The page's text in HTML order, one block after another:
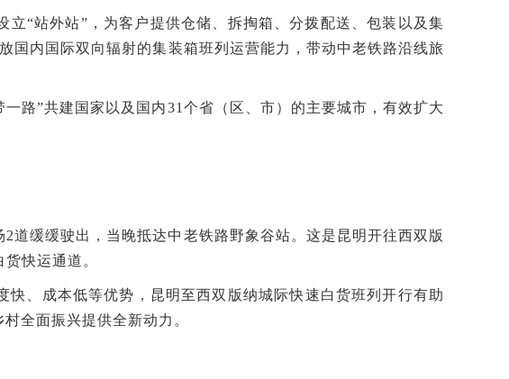
“站外站”，为客户提供仓储、拆掏箱、分拨配送、包装以及集
国内国际双向辐射的集装箱班列运营能力，带动中老铁路沿线旅
路”共建国家以及国内31个省（区、市）的主要城市，有效扩大
道缓缓驶出，当晚抵达中老铁路野象谷站。这是昆明开往西双版
快运通道。
、成本低等优势，昆明至西双版纳城际快速白货班列开行有助
全面振兴提供全新动力。